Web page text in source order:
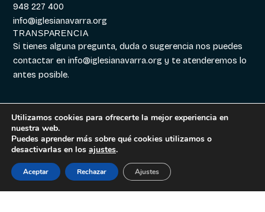
948 227 400
info@iglesianavarra.org
TRANSPARENCIA
Si tienes alguna pregunta, duda o sugerencia nos puedes
contactar eninfo@iglesianavarra.org y te atenderemos lo
antes posible.
Aviso legal|
Cookies|Política de
Utilizamos cookies para ofrecerte la mejor experiencia en
nuestra web.
Puedes aprender más sobre qué cookies utilizamos o
desactivarlas en los ajustes.
Aceptar Rechazar Ajustes